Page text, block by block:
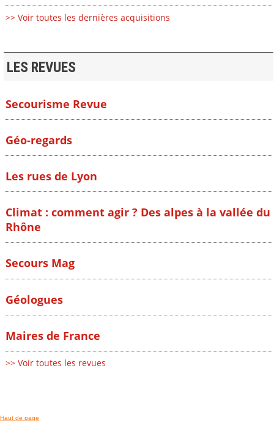
>> Voir toutes les dernières acquisitions
LES REVUES
Secourisme Revue
Géo-regards
Les rues de Lyon
Climat : comment agir ? Des alpes à la vallée du
Rhône
Secours Mag
Géologues
Maires de France
>> Voir toutes les revues
Haut de page